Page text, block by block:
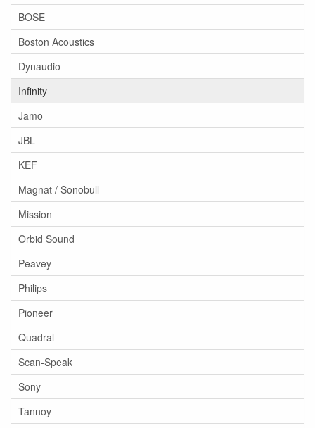
BOSE
Boston Acoustics
Dynaudio
Infinity
Jamo
JBL
KEF
Magnat / Sonobull
Mission
Orbid Sound
Peavey
Philips
Pioneer
Quadral
Scan-Speak
Sony
Tannoy